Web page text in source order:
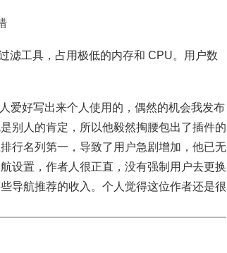
滤工具，占用极低的内存和 CPU。用户数
爱好写出来个人使用的，偶然的机会我发布
别人的肯定，所以他毅然掏腰包出了插件的
行名列第一，导致了用户急剧增加，他已无
设置，作者人很正直，没有强制用户去更换
导航推荐的收入。个人觉得这位作者还是很